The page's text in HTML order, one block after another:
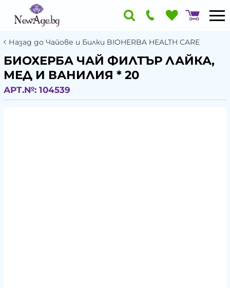
Назад до Чайове и Билки BIOHERBA HEALTH CARE
БИОХЕРБА ЧАЙ ФИЛТЪР ЛАЙКА,
МЕД И ВАНИЛИЯ * 20
АРТ.№: 104539